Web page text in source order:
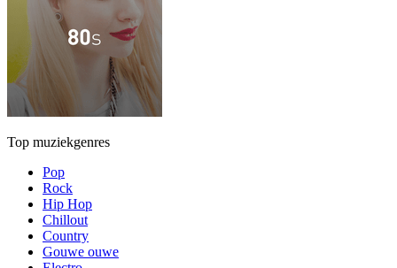
Top muziekgenres
Pop
Rock
Hip Hop
Chillout
Country
Gouwe ouwe